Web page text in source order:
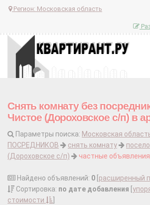
Регион: Московская область
Снять комнату без
Чистое (Дороховское с/п) в
Параметры поиска: Московская
ПОСРЕДНИКОВ
снять комнату
(Дороховское с/п)
частные
Найдено объявлений: 0 расширенный
Сортировка: по дате добавления
стоимости